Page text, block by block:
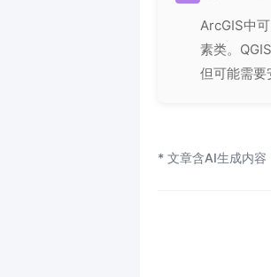
ArcGIS中
素类。
但可能需要
* 文章含AI生成内容